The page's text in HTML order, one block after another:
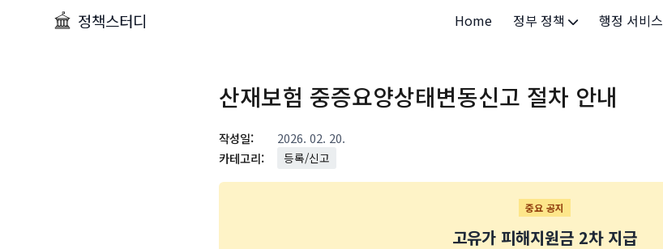
정책스터디 Home 정부 정책
정부 정책
행정 서비스
보조금24
세무/납부
산재보험 중증요양상태변동신고 절차 안내
작성일:
2026. 02. 20.
카테고리:
등록/신고
중요 공지
고유가 피해지원금 2차 지급